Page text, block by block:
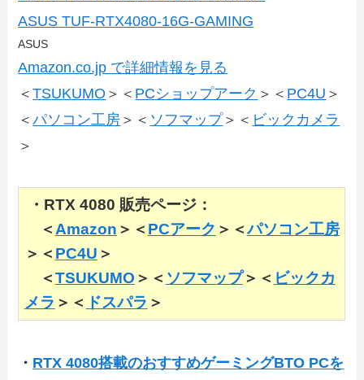
ASUS TUF-RTX4080-16G-GAMING
ASUS
Amazon.co.jp で詳細情報を見る
＜TSUKUMO ＞＜ PCショップアーク ＞＜ PC4U ＞
＜パソコン工房 ＞＜ ソフマップ＞＜ ビックカメラ
＞
・RTX 4080 販売ページ：
＜Amazon ＞＜ PCアーク ＞＜パソコン工房
＞＜ PC4U ＞
＜TSUKUMO ＞＜ ソフマップ＞＜ ビックカ
メラ ＞＜ ドスパラ ＞
・ RTX 4080搭載のおすすめゲーミングBTO PCを